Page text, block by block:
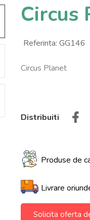
Circus
Referinta: GG146
Circus Planet
Distribuiti
Produse de
Livrare
Solicita oferta